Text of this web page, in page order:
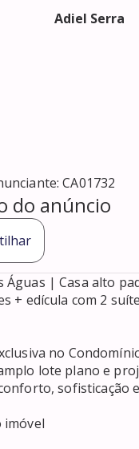
Adiel Serra
CA01732
do anúncio
Águas | Casa alto
+ edícula com 2
no
lote plano e
sofisticação
imóvel